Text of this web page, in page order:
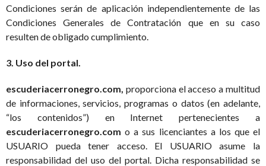
Condiciones serán de aplicación independientemente de las
Condiciones Generales de Contratación que en su caso
resulten de obligado cumplimiento.
3. Uso del portal.
escuderiacerronegro.com, proporciona el acceso a multitud
de informaciones, servicios, programas o datos (en adelante,
“los contenidos”) en Internet pertenecientes a
escuderiacerronegro.com o a sus licenciantes a los que el
USUARIO pueda tener acceso. El USUARIO asume la
responsabilidad del uso del portal. Dicha responsabilidad se